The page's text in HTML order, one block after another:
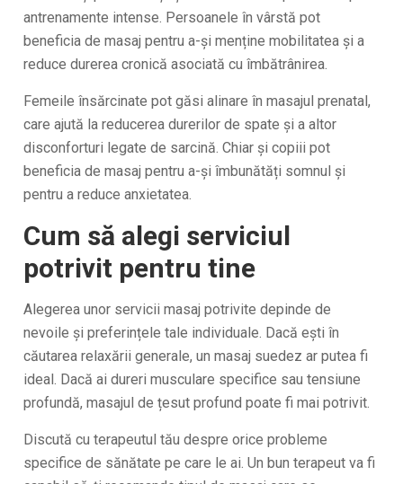
antrenamente intense. Persoanele în vârstă pot
beneficia de masaj pentru a-și menține mobilitatea și a
reduce durerea cronică asociată cu îmbătrânirea.
Femeile însărcinate pot găsi alinare în masajul prenatal,
care ajută la reducerea durerilor de spate și a altor
disconforturi legate de sarcină. Chiar și copiii pot
beneficia de masaj pentru a-și îmbunătăți somnul și
pentru a reduce anxietatea.
Cum să alegi serviciul
potrivit pentru tine
Alegerea unor servicii masaj potrivite depinde de
nevoile și preferințele tale individuale. Dacă ești în
căutarea relaxării generale, un masaj suedez ar putea fi
ideal. Dacă ai dureri musculare specifice sau tensiune
profundă, masajul de țesut profund poate fi mai potrivit.
Discută cu terapeutul tău despre orice probleme
specifice de sănătate pe care le ai. Un bun terapeut va fi